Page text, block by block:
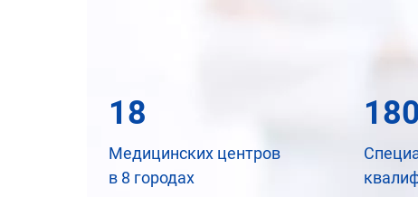
18
Медицинских центров
в 8 городах